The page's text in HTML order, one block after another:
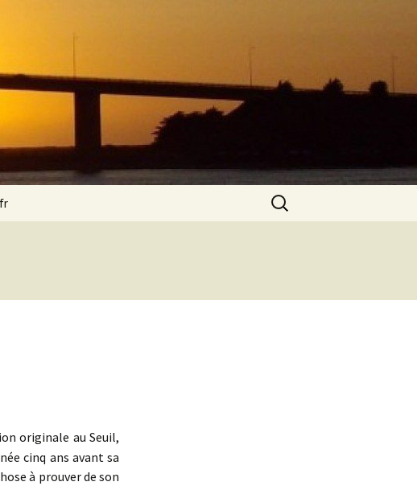
Rechercher :
originale au Seuil,
cinq ans avant sa
à prouver de son